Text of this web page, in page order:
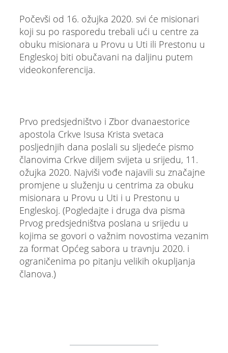
Počevši od 16. ožujka 2020. svi će misionari
koji su po rasporedu trebali ući u centre za
obuku misionara u Provu u Uti ili Prestonu u
Engleskoj biti obučavani na daljinu putem
videokonferencija.
Prvo predsjedništvo i Zbor dvanaestorice
apostola Crkve Isusa Krista svetaca
posljednjih dana poslali su sljedeće pismo
članovima Crkve diljem svijeta u srijedu, 11.
ožujka 2020. Najviši vođe najavili su značajne
promjene u služenju u centrima za obuku
misionara u Provu u Uti i u Prestonu u
Engleskoj. (Pogledajte i druga dva pisma
Prvog predsjedništva poslana u srijedu u
kojima se govori o važnim novostima vezanim
za format Općeg sabora u travnju 2020. i
ograničenima po pitanju velikih okupljanja
članova.)